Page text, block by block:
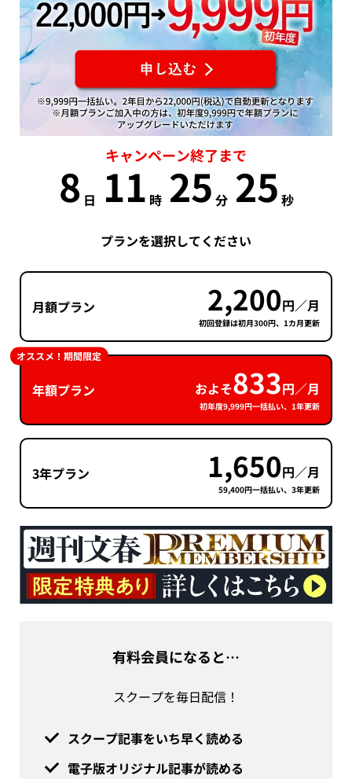
キャンペーン終了まで
8 日 11 時 25 分 25 秒
プランを選択してください
月額プラン 2,200円／月
初回登録は初月300円、1カ月更新
年額プラン およそ833円／月
初年度9,999円一括払い、1年更新
オススメ！期間限定
3年プラン 1,650円／月
59,400円一括払い、3年更新
有料会員になると…
スクープを毎日配信！
スクープ記事をいち早く読める
電子版オリジナル記事が読める